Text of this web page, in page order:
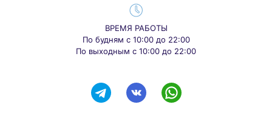
ВРЕМЯ РАБОТЫ
По будням с 10:00 до 22:00
По выходным с 10:00 до 22:00